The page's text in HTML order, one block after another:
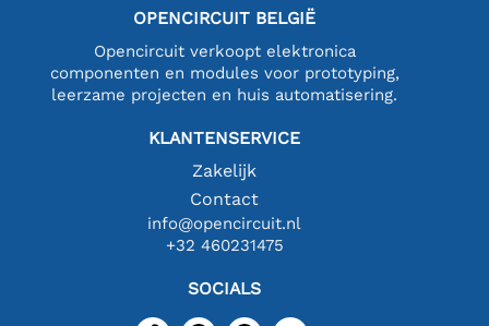
OPENCIRCUIT BELGIË
Opencircuit verkoopt elektronica
componenten en modules voor prototyping,
leerzame projecten en huis automatisering.
KLANTENSERVICE
Zakelijk
Contact
info@opencircuit.nl
+32 460231475
SOCIALS